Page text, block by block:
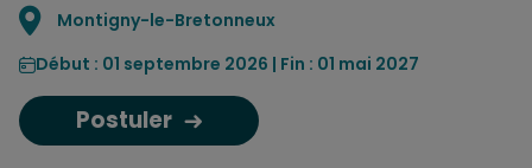
Localisation
Montigny-le-Bretonneux
Début : 01 septembre 2026 | Fin : 01 mai 2027
Postuler